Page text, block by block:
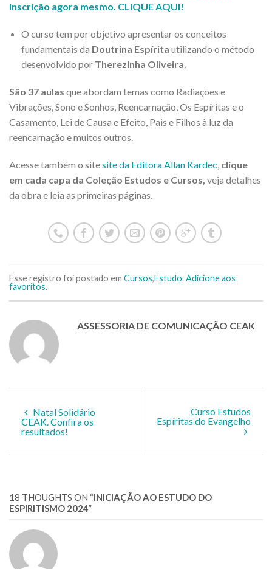
inscrição agora mesmo. CLIQUE AQUI!
O curso tem por objetivo apresentar os conceitos
fundamentais da Doutrina Espírita utilizando o método
desenvolvido por Therezinha Oliveira.
São 37 aulas que abordam temas como Radiações e
Vibrações, Sono e Sonhos, Reencarnação, Os Espíritas e o
Casamento, Lei de Causa e Efeito, Pais e Filhos à luz da
reencarnação e muitos outros.
Acesse também o sitesite da Editora Allan Kardec, clique
em cada capa da Coleção Estudos e Cursos, veja detalhes
da obra e leia as primeiras páginas.
Esse registro foi postado em Cursos,Estudo.Adicione aos
favoritos.
ASSESSORIA DE COMUNICAÇÃO CEAK
Natal Solidário
CEAK. Confira os
resultados!
Curso Estudos
Espíritas do Evangelho
18 THOUGHTS ON “INICIAÇÃO AO ESTUDO DO
ESPIRITISMO 2024”